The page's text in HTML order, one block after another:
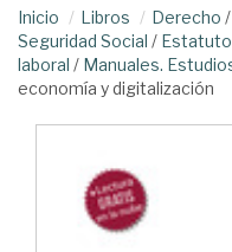
Inicio Libros Derecho /
Seguridad Social / Estatuto
laboral / Manuales.
economía y digitalización